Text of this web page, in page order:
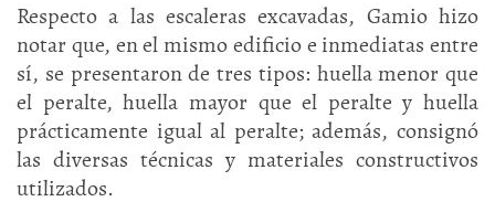
Respecto a las escaleras excavadas, Gamio hizo
notar que, en el mismo edificio e inmediatas entre
sí, se presentaron de tres tipos: huella menor que
el peralte, huella mayor que el peralte y huella
prácticamente igual al peralte; además, consignó
las diversas técnicas y materiales constructivos
utilizados.